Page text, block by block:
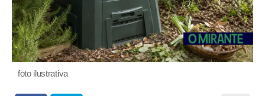
foto ilustrativa